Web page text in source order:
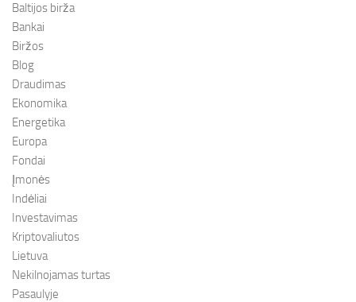
Baltijos birža
Bankai
Biržos
Blog
Draudimas
Ekonomika
Energetika
Europa
Fondai
Įmonės
Indėliai
Investavimas
Kriptovaliutos
Lietuva
Nekilnojamas turtas
Pasaulyje